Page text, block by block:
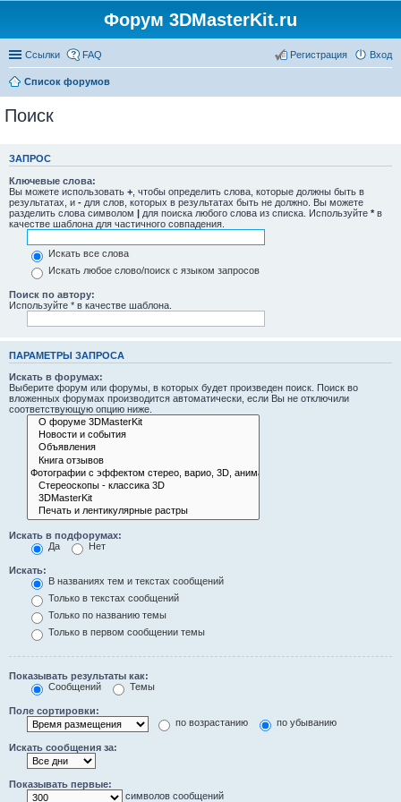
Форум 3DMasterKit.ru
Ссылки FAQ Вход
Регистрация
Список форумов
Поиск
ЗАПРОС
Ключевые слова:
Вы можете использовать + , чтобы определить слова, которые должны быть в
результатах, и - для слов, которых в результатах быть не должно. Вы можете
разделить слова символом | для поиска любого слова из списка. Используйте * в
качестве шаблона для частичного совпадения.
Искать все слова
Искать любое слово/поиск с языком запросов
Поиск по автору:
Используйте * в качестве шаблона.
ПАРАМЕТРЫ ЗАПРОСА
Искать в форумах:
Выберите форум или форумы, в которых будет произведен поиск. Поиск во
вложенных форумах производится автоматически, если Вы не отключили
соответствующую опцию ниже.
Искать в подфорумах:
Да
Нет
Искать:
В названиях тем и текстах сообщений
Только в текстах сообщений
Только по названию темы
Только в первом сообщении темы
Показывать результаты как:
Сообщений
Темы
Поле сортировки:
по возрастанию
по убыванию
Искать сообщения за:
Показывать первые:
символов сообщений